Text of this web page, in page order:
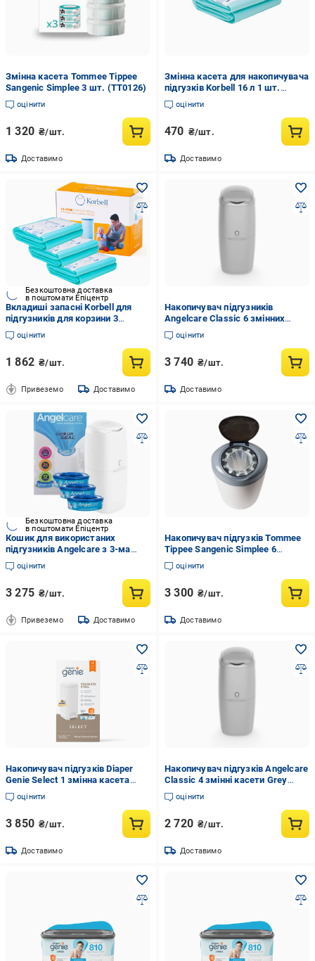
Змінна касета Tommee Tippee
Sangenic Simplee 3 шт. (TT0126)
оцінити
1 320 ₴/шт.
Доставимо
Змінна касета для накопичувача
підгузків Korbell 16 л 1 шт.
(270592-15-1)
оцінити
470 ₴/шт.
Доставимо
Безкоштовна доставка
в поштомати Епіцентр
Вкладиші запасні Korbell для
підгузників для корзини 3
пакети 16 л (2377148434)
оцінити
1 862 ₴/шт.
Привеземо Доставимо
Накопичувач підгузників
Angelcare Classic 6 змінних
касет Grey (AD8000-GR-6)
оцінити
3 740 ₴/шт.
Доставимо
Безкоштовна доставка
в поштомати Епіцентр
Кошик для використаних
підгузників Angelcare з 3-ма
вкладками Білий
оцінити
3 275 ₴/шт.
Привеземо Доставимо
Накопичувач підгузків Tommee
Tippee Sangenic Simplee 6
змінних касет Білий (TT0372)
оцінити
3 300 ₴/шт.
Доставимо
Накопичувач підгузків Diaper
Genie Select 1 змінна касета
(DGSG-1XL0
оцінити
3 850 ₴/шт.
Доставимо
Накопичувач підгузків Angelcare
Classic 4 змінні касети Grey
(AD8000-GR-4)
оцінити
2 720 ₴/шт.
Доставимо